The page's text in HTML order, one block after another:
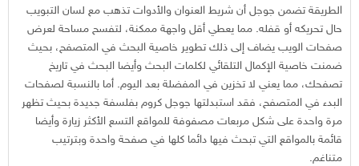
الطريقة تضمن جوجل أن شريط العنوان والأدوات تذهب مع لسان التبويب
حال تحريكه أو قفله. مما يعطي أقل واجهة ممكنة، لتفسح مساحة لعرض
صفحات الويب يضاف إلى ذلك تطوير خاصية البحث في المتصفح، بحيث
ضمنت خاصية الإكمال التلقائي لكلمات البحث وأيضا البحث في تاريخ
تصفحك، مما يعني لا تخزين في المفضلة بعد اليوم. أما بالنسبة لصفحات
البدء في المتصفح، فقد استبدلتها جوجل كروم بفلسفة جديدة بحيث تظهر
مرة واحدة على شكل مربعات مصفوفة للمواقع التسع الأكثر زيارة وأيضا
قائمة بالمواقع التي تبحث فيها دائما كلها في صفحة واحدة وبترتيب
متناغم.